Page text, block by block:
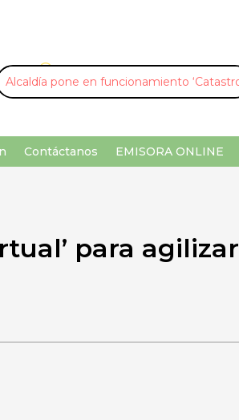
U ¡Buscar por palabra clave!
Contáctanos EMISORA ONLINE
para agilizar